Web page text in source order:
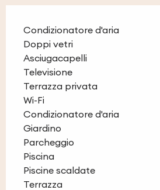
Condizionatore d'aria
Doppi vetri
Asciugacapelli
Televisione
Terrazza privata
Wi-Fi
Condizionatore d'aria
Giardino
Parcheggio
Piscina
Piscine scaldate
Terrazza